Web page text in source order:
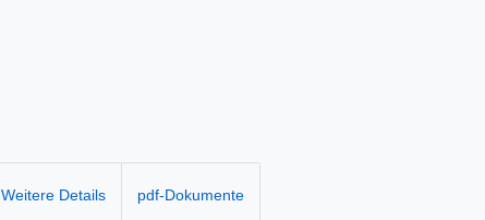
Weitere Details pdf-Dokumente